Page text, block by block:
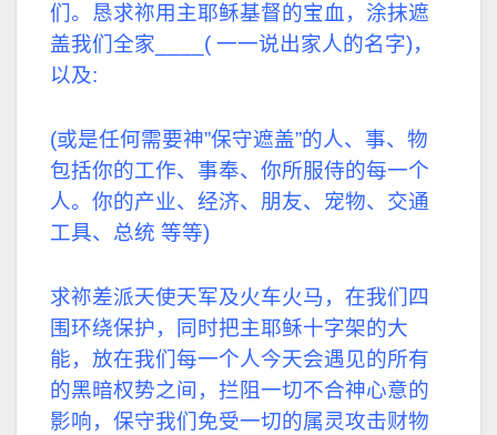
们。恳求祢用主耶稣基督的宝血，涂抹遮
盖我们全家____( 一一说出家人的名字)，
以及:
(或是任何需要神”保守遮盖”的人、事、物
包括你的工作、事奉、你所服侍的每一个
人。你的产业、经济、朋友、宠物、交通
工具、总统 等等)
求祢差派天使天军及火车火马，在我们四
围环绕保护，同时把主耶稣十字架的大
能，放在我们每一个人今天会遇见的所有
的黑暗权势之间，拦阻一切不合神心意的
影响，保守我们免受一切的属灵攻击财物